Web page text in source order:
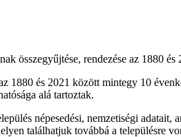
összegyűjtése, rendezése az 1880
1880 és 2021 között mintegy 10
alá tartoztak.
népesedési, nemzetiségi
találhatjuk továbbá a településre